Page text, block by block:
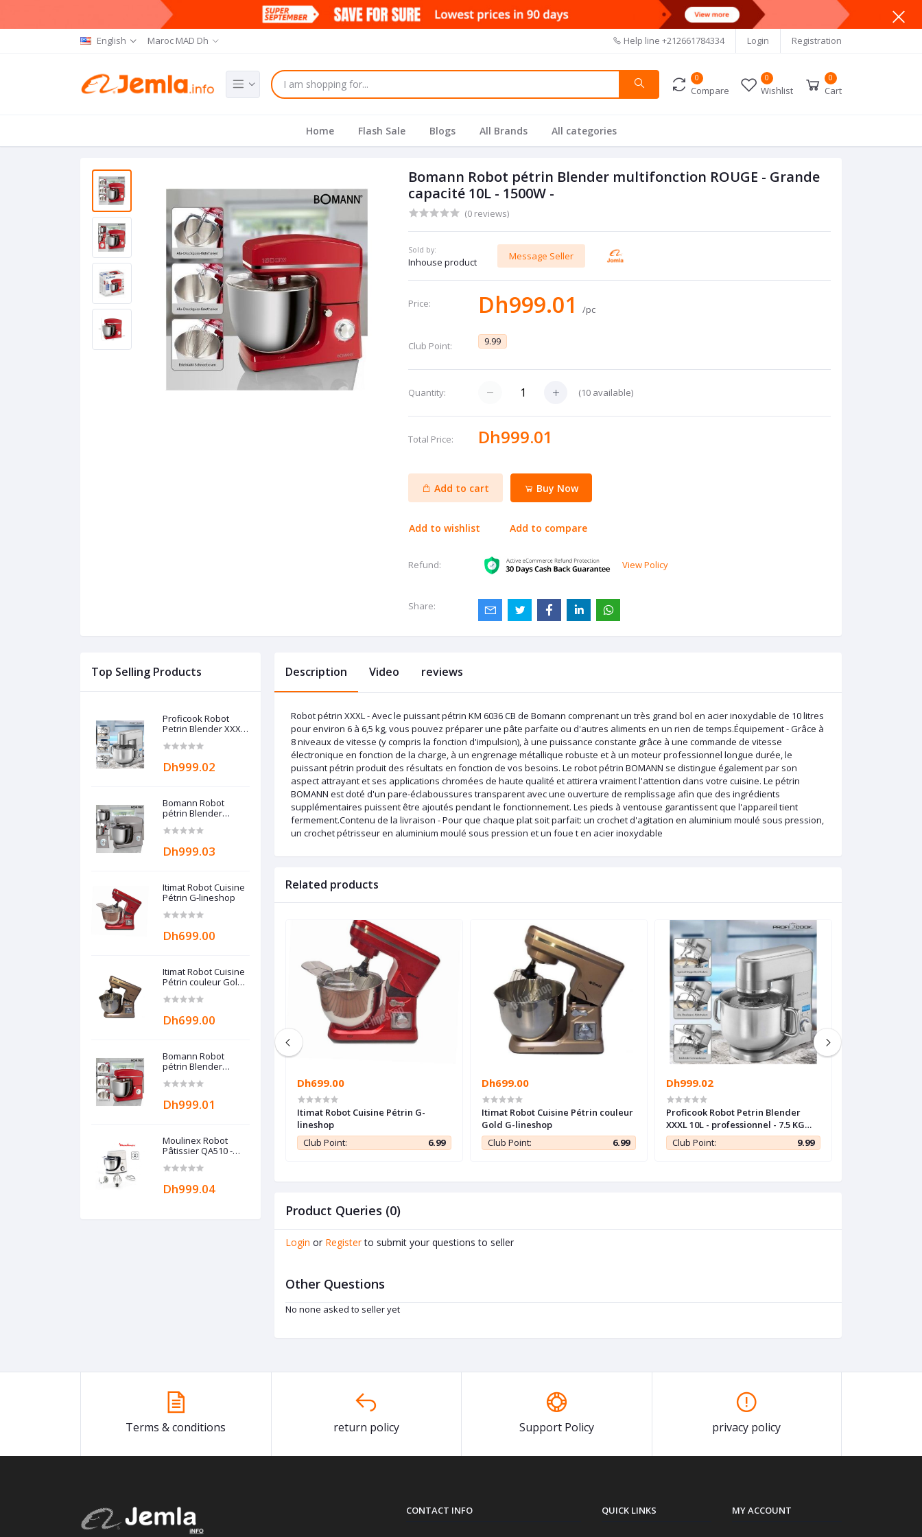
English Maroc MAD Dh Help line +212661784334 Login Registration
0
Compare
0
Wishlist
0
Cart
Home Flash Sale Blogs All Brands All categories
Bomann Robot pétrin Blender multifonction ROUGE - Grande
capacité 10L - 1500W -
(0 reviews)
Sold by:
Inhouse product
Message Seller
Price: Dh999.01/pc
Club Point: 9.99
Quantity: (10 available)
Total Price: Dh999.01
Add to cart Buy Now
Add to wishlist Add to compare
Refund: View Policy
Share:
Top Selling Products
Proficook Robot
Petrin Blender XXXL
7.5 KG Allemand
Dh999.02
Bomann Robot
pétrin Blender
Grande capacité 10L
Dh999.03
Itimat Robot Cuisine
Pétrin G-lineshop
Dh699.00
Itimat Robot Cuisine
Pétrin couleur Gold
Dh699.00
Bomann Robot
pétrin Blender
- Grande capacité
Dh999.01
Moulinex Robot
Pâtissier QA510 -
Garantie 2 ans
Dh999.04
Description Video reviews
Robot pétrin XXXL - Avec le puissant pétrin KM 6036 CB de Bomann comprenant un très grand bol en acier inoxydable de 10 litres
pour environ 6 à 6,5 kg, vous pouvez préparer une pâte parfaite ou d'autres aliments en un rien de temps.Équipement - Grâce à
8 niveaux de vitesse (y compris la fonction d'impulsion), à une puissance constante grâce à une commande de vitesse
électronique en fonction de la charge, à un engrenage métallique robuste et à un moteur professionnel longue durée, le
puissant pétrin produit des résultats en fonction de vos besoins. Le robot pétrin BOMANN se distingue également par son
aspect attrayant et ses applications chromées de haute qualité et attirera vraiment l'attention dans votre cuisine. Le pétrin
BOMANN est doté d'un pare-éclaboussures transparent avec une ouverture de remplissage afin que des ingrédients
supplémentaires puissent être ajoutés pendant le fonctionnement. Les pieds à ventouse garantissent que l'appareil tient
fermement.Contenu de la livraison - Pour que chaque plat soit parfait: un crochet d'agitation en aluminium moulé sous pression,
un crochet pétrisseur en aluminium moulé sous pression et un foue t en acier inoxydable
Related products
Dh999.09
Homy Grand panini sandwich
Cher Special Maroc
Club Point:
Dh699.00
Itimat Robot Cuisine Pétrin G-
lineshop
Club Point:
6.99
Dh699.00
Itimat Robot Cuisine Pétrin couleur
Gold G-lineshop
Club Point:
6.99
Dh999.02
Proficook Robot Petrin Blender
XXXL 10L - professionnel - 7.5 KG
Allemand
Club Point: 9.99
Product Queries (0)
Login or Register to submit your questions to seller
Other Questions
No none asked to seller yet
Terms & conditions return policy Support Policy privacy policy
CONTACT INFO QUICK LINKS MY ACCOUNT